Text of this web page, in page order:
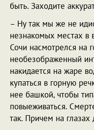
быть. Заходите
– Ну так мы же не
незнакомых местах в
Сочи насмотрелся на
необезображенный
накидается на жаре
купаться в горную
нее башкой, чтобы
повыеживаться.
так. Причем на глазах